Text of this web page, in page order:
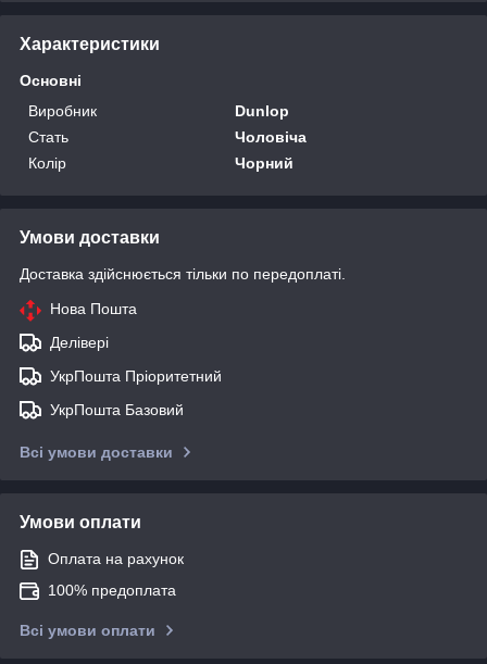
Характеристики
Основні
Виробник
Dunlop
Стать
Чоловіча
Колір
Чорний
Умови доставки
Доставка здійснюється тільки по передоплаті.
Нова Пошта
Делівері
УкрПошта Пріоритетний
УкрПошта Базовий
Всі умови доставки
Умови оплати
Оплата на рахунок
100% предоплата
Всі умови оплати